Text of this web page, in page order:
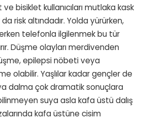
bisiklet kullanıcıları mutlaka kask
risk altındadır. Yolda yürürken,
telefonla ilgilenmek bu tür
Düşme olayları merdivenden
epilepsi nöbeti veya
olabilir. Yaşlılar kadar gençler de
dalma çok dramatik sonuçlara
suya asla kafa üstü dalış
kafa üstüne cisim